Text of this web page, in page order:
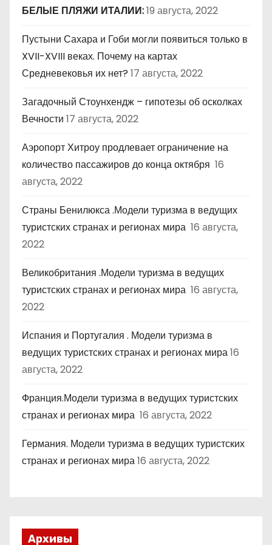
БЕЛЫЕ ПЛЯЖИ ИТАЛИИ:19 августа, 2022
Пустыни Сахара и Гоби могли появиться только в
XVII-XVIII веках. Почему на картах
Средневековья их нет? 17 августа, 2022
Загадочный Стоунхендж – гипотезы об осколках
Вечности 17 августа, 2022
Аэропорт Хитроу продлевает ограничение на
количество пассажиров до конца октября 16
августа, 2022
Страны Бенилюкса .Модели туризма в ведущих
туристских странах и регионах мира 16 августа,
2022
Великобритания .Модели туризма в ведущих
туристских странах и регионах мира 16 августа,
2022
Испания и Португалия . Модели туризма в
ведущих туристских странах и регионах мира16
августа, 2022
Франция.Модели туризма в ведущих туристских
странах и регионах мира 16 августа, 2022
Германия. Модели туризма в ведущих туристских
странах и регионах мира16 августа, 2022
Архивы